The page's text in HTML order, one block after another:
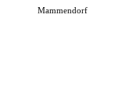
Mammendorf